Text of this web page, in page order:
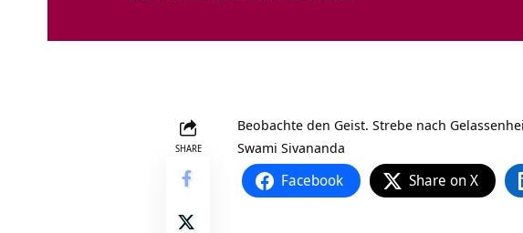
SHARE
Beobachte den Geist. Strebe nach
Swami Sivananda
Facebook Share on X